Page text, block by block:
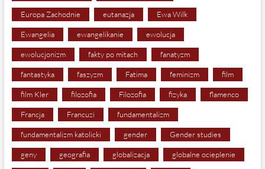
Europa Zachodnie eutanazja Ewa Wilk
Ewangelia ewangelikanie ewolucja
ewolucjonizm fakty po mitach fanatyzm
fantastyka faszyzm Fatima feminizm film
film Kler filozofia Filozofia fizyka flamenco
Francja Francuzi fundamentalizm
fundamentalizm katolicki gender Gender studies
geny geografia globalizacja globalne ocieplenie